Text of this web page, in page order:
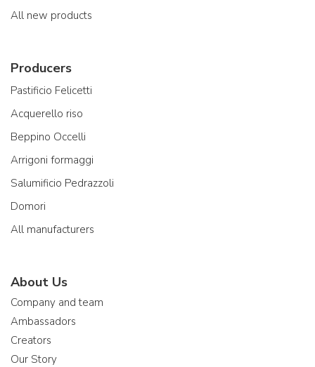
All new products
Producers
Pastificio Felicetti
Acquerello riso
Beppino Occelli
Arrigoni formaggi
Salumificio Pedrazzoli
Domori
All manufacturers
About Us
Company and team
Ambassadors
Creators
Our Story